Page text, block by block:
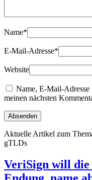
Name*
E-Mail-Adresse*
Website
Name, E-Mail-Adresse
meinen nächsten
Aktuelle Artikel zum
gTLDs
VeriSign will